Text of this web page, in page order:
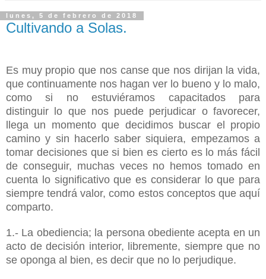
lunes, 5 de febrero de 2018
Cultivando a Solas.
Es muy propio que nos canse que nos dirijan la vida,
que continuamente nos hagan ver lo bueno y lo malo,
como si no estuviéramos capacitados para
distinguir lo que nos puede perjudicar o favorecer,
llega un momento que decidimos buscar el propio
camino y sin hacerlo saber siquiera, empezamos a
tomar decisiones que si bien es cierto es lo más fácil
de conseguir, muchas veces no hemos tomado en
cuenta lo significativo que es considerar lo que para
siempre tendrá valor, como estos conceptos que aquí
comparto.
1.- La obediencia; la persona obediente acepta en un
acto de decisión interior, libremente, siempre que no
se oponga al bien, es decir que no lo perjudique.